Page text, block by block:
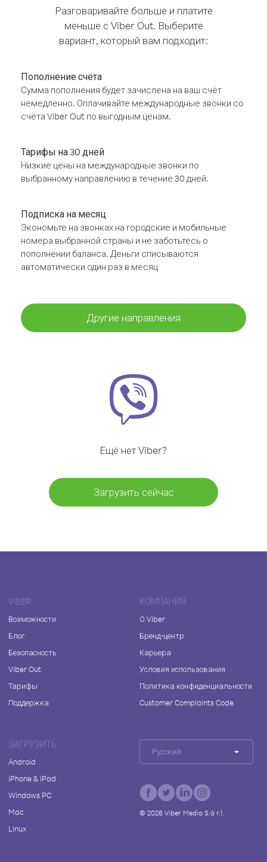
Разговаривайте больше и платите
меньше с Viber Out. Выберите
вариант, который вам подходит:
Пополнение счёта
Сумма пополнения будет зачислена на ваш счёт
немедленно. Оплачивайте международные звонки со
счёта Viber Out по выгодным ценам.
Тарифы на 30 дней
Низкие цены на международные звонки по
выбранному направлению в течение 30 дней.
Подписка на месяц
Экономьте на звонках на городские и мобильные
номера выбранной страны и не заботьтесь о
пополнении баланса. Деньги списываются
автоматически один раз в месяц
Другие направления
Ещё нет Viber?
Загрузить сейчас
VIBER
Возможности
Блог
Безопасность
Viber Out
Тарифы
Поддержка
КОМПАНИЯ
О Viber
Бренд-центр
Карьера
Условия использования
Политика конфиденциальности
Customer Complaints Code
ЗАГРУЗИТЬ
Android
iPhone & iPad
Windows PC
Mac
Linux
Русский
© 2026Viber Media S.à r.l.